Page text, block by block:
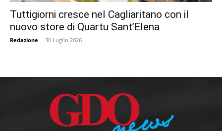
Tuttigiorni cresce nel Cagliaritano con il
nuovo store di Quartu Sant’Elena
Redazione - 30 Luglio 2026